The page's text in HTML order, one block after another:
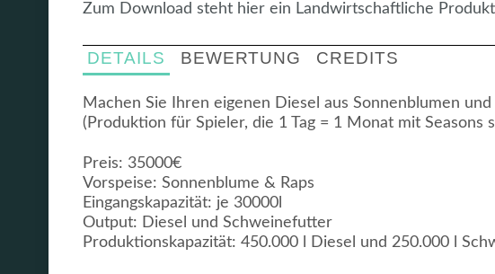
Zum Download steht hier ein Landwirtschaftliche
DETAILS BEWERTUNG CREDITS
Machen Sie Ihren eigenen Diesel aus Sonnenblumen und
(Produktion für Spieler, die 1 Tag = 1 Monat mit Seasons
Preis: 35000€
Vorspeise: Sonnenblume & Raps
Eingangskapazität: je 30000l
Output: Diesel und Schweinefutter
Produktionskapazität: 450.000 l Diesel und 250.000 l